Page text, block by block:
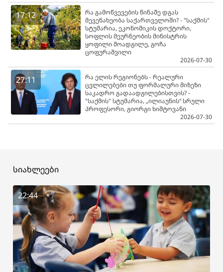
17:12
რა გამოწვევების წინაშე დგას
მევენახეობა საქართველოში? - "საქმის"
სტუმარია, ეკონომიკის დოქტორი,
სოფლის მეურნეობის მინისტრის
ყოფილი მოადგილე, გოჩა
ცოფურაშვილი
2026-07-30
27:11
რა ელის რეგიონებს - რეალური
ცვლილებები თუ ფორმალური მიზეზი
საკადრო გადაადგილებისთვის? -
"საქმის" სტუმარია, „ილიაუნის“ სრული
პროფესორი, გიორგი ხიშტოვანი
2026-07-30
სიახლეები
22:44